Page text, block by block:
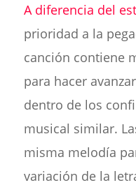
A diferencia del
prioridad a la
canción contiene
para hacer
dentro de los
musical similar.
misma melodía
variación de la